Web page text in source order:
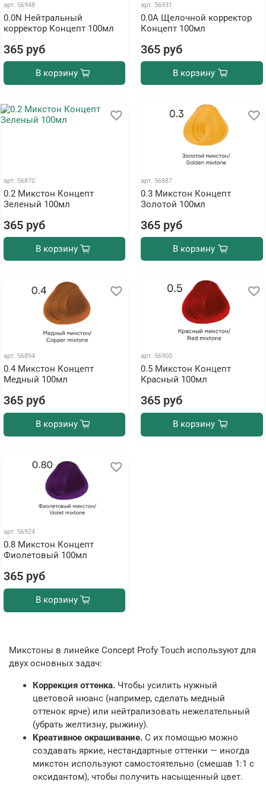
арт. 56948
0.0N Нейтральный
корректор Концепт 100мл
365 руб
В корзину
арт. 56931
0.0А Щелочной корректор
Концепт 100мл
365 руб
В корзину
арт. 56870
0.2 Микстон Концепт
Зеленый 100мл
365 руб
В корзину
арт. 56887
0.3 Микстон Концепт
Золотой 100мл
365 руб
В корзину
арт. 56894
0.4 Микстон Концепт
Медный 100мл
365 руб
В корзину
арт. 56900
0.5 Микстон Концепт
Красный 100мл
365 руб
В корзину
арт. 56924
0.8 Микстон Концепт
Фиолетовый 100мл
365 руб
В корзину
Микстоны в линейке Concept Profy Touch используют для
двух основных задач:
Коррекция оттенка. Чтобы усилить нужный
цветовой нюанс (например, сделать медный
оттенок ярче) или нейтрализовать нежелательный
(убрать желтизну, рыжину).
Креативное окрашивание. С их помощью можно
создавать яркие, нестандартные оттенки — иногда
микстон используют самостоятельно (смешав 1:1 с
оксидантом), чтобы получить насыщенный цвет.